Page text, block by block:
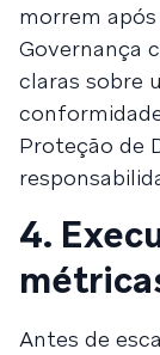
morrem
Governança
claras sobre
Proteção de
4.
Antes de